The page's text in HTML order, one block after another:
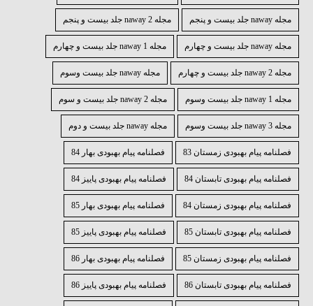
مجله naway جلد بیست و پنجم مجله 2 naway جلد بیست و پنجم
مجله naway جلد بیست و چهارم مجله naway 1 جلد بیست و چهارم
مجله naway 2 جلد بیست و چهارم مجله naway جلد بیست وسوم
مجله naway 1 جلد بیست وسوم مجله naway 2 جلد بیست و سوم
مجله naway 3 جلد بیست وسوم مجله naway جلد بیست و دوم
فصلنامه پیام بهبودی زمستان 83 فصلنامه پیام بهبودی بهار 84
فصلنامه پیام بهبودی تابستان 84 فصلنامه پیام بهبودی پاییز 84
فصلنامه پیام بهبودی زمستان 84 فصلنامه پیام بهبودی بهار 85
فصلنامه پیام بهبودی تابستان 85 فصلنامه پیام بهبودی پاییز 85
فصلنامه پیام بهبودی زمستان 85 فصلنامه پیام بهبودی بهار 86
فصلنامه پیام بهبودی تابستان 86 فصلنامه پیام بهبودی پاییز 86